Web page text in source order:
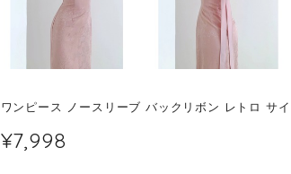
ワンピース ノースリーブ バックリボン レトロ サ
¥7,998